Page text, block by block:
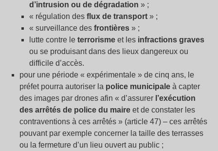
d’intrusion ou de dégradation » ;
« régulation des flux de transport » ;
« surveillance des frontières » ;
lutte contre le terrorisme et les infractions graves
ou se produisant dans des lieux dangereux ou
difficile d’accès.
pour une période « expérimentale » de cinq ans, le
préfet pourra autoriser la police municipale à capter
des images par drones afin « d’assurer l’exécution
des arrêtés de police du maire et de constater les
contraventions à ces arrêtés » (article 47) – ces arrêtés
pouvant par exemple concerner la taille des terrasses
ou la fermeture d’un lieu ouvert au public ;